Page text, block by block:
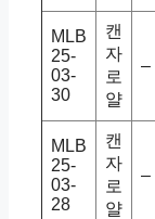
MLB
25-
03-
30
캔
자
로
얄
–
MLB
25-
03-
28
캔
자
로
얄
–